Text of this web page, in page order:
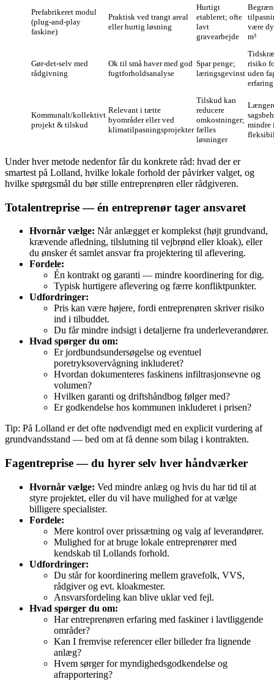
Prefabrikeret modul
(plug‑and‑play
faskine)
Praktisk ved trangt areal
eller hurtig løsning
Hurtigt
etableret; ofte
lavt
gravearbejde
være
m³
Gør‑det‑selv med
rådgivning
Ok til små haver med god
fugtforholdsanalyse
Spar penge;
læringsgevinst
risiko
uden
erfaring
Kommunalt/kollektivt
projekt & tilskud
Relevant i tætte
byområder eller ved
klimatilpasningsprojekter
Tilskud kan
reducere
omkostninger;
fælles
løsninger
mindre
Under hver metode nedenfor får du konkrete råd: hvad der er
smartest på Lolland, hvilke lokale forhold der påvirker valget, og
hvilke spørgsmål du bør stille entreprenøren eller rådgiveren.
Totalentreprise — én entreprenør tager ansvaret
Hvornår vælge: Når anlægget er komplekst (højt grundvand,
krævende afledning, tilslutning til vejbrønd eller kloak), eller
du ønsker ét samlet ansvar fra projektering til aflevering.
Fordele:
Én kontrakt og garanti — mindre koordinering for dig.
Typisk hurtigere aflevering og færre konfliktpunkter.
Udfordringer:
Pris kan være højere, fordi entreprenøren skriver risiko
ind i tilbuddet.
Du får mindre indsigt i detaljerne fra underleverandører.
Hvad spørger du om:
Er jordbundsundersøgelse og eventuel
poretryksovervågning inkluderet?
Hvordan dokumenteres faskinens infiltrasjonsevne og
volumen?
Hvilken garanti og driftshåndbog følger med?
Er godkendelse hos kommunen inkluderet i prisen?
Tip: På Lolland er det ofte nødvendigt med en explicit vurdering af
grundvandsstand — bed om at få denne som bilag i kontrakten.
Fagentreprise — du hyrer selv hver håndværker
Hvornår vælge: Ved mindre anlæg og hvis du har tid til at
styre projektet, eller du vil have mulighed for at vælge
billigere specialister.
Fordele:
Mere kontrol over prissætning og valg af leverandører.
Mulighed for at bruge lokale entreprenører med
kendskab til Lollands forhold.
Udfordringer:
Du står for koordinering mellem gravefolk, VVS,
rådgiver og evt. kloakmester.
Ansvarsfordeling kan blive uklar ved fejl.
Hvad spørger du om:
Har entreprenøren erfaring med faskiner i lavtliggende
områder?
Kan I fremvise referencer eller billeder fra lignende
anlæg?
Hvem sørger for myndighedsgodkendelse og
afrapportering?